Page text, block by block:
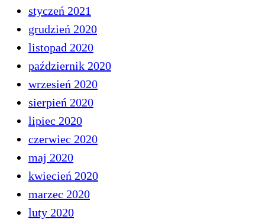
styczeń 2021
grudzień 2020
listopad 2020
październik 2020
wrzesień 2020
sierpień 2020
lipiec 2020
czerwiec 2020
maj 2020
kwiecień 2020
marzec 2020
luty 2020